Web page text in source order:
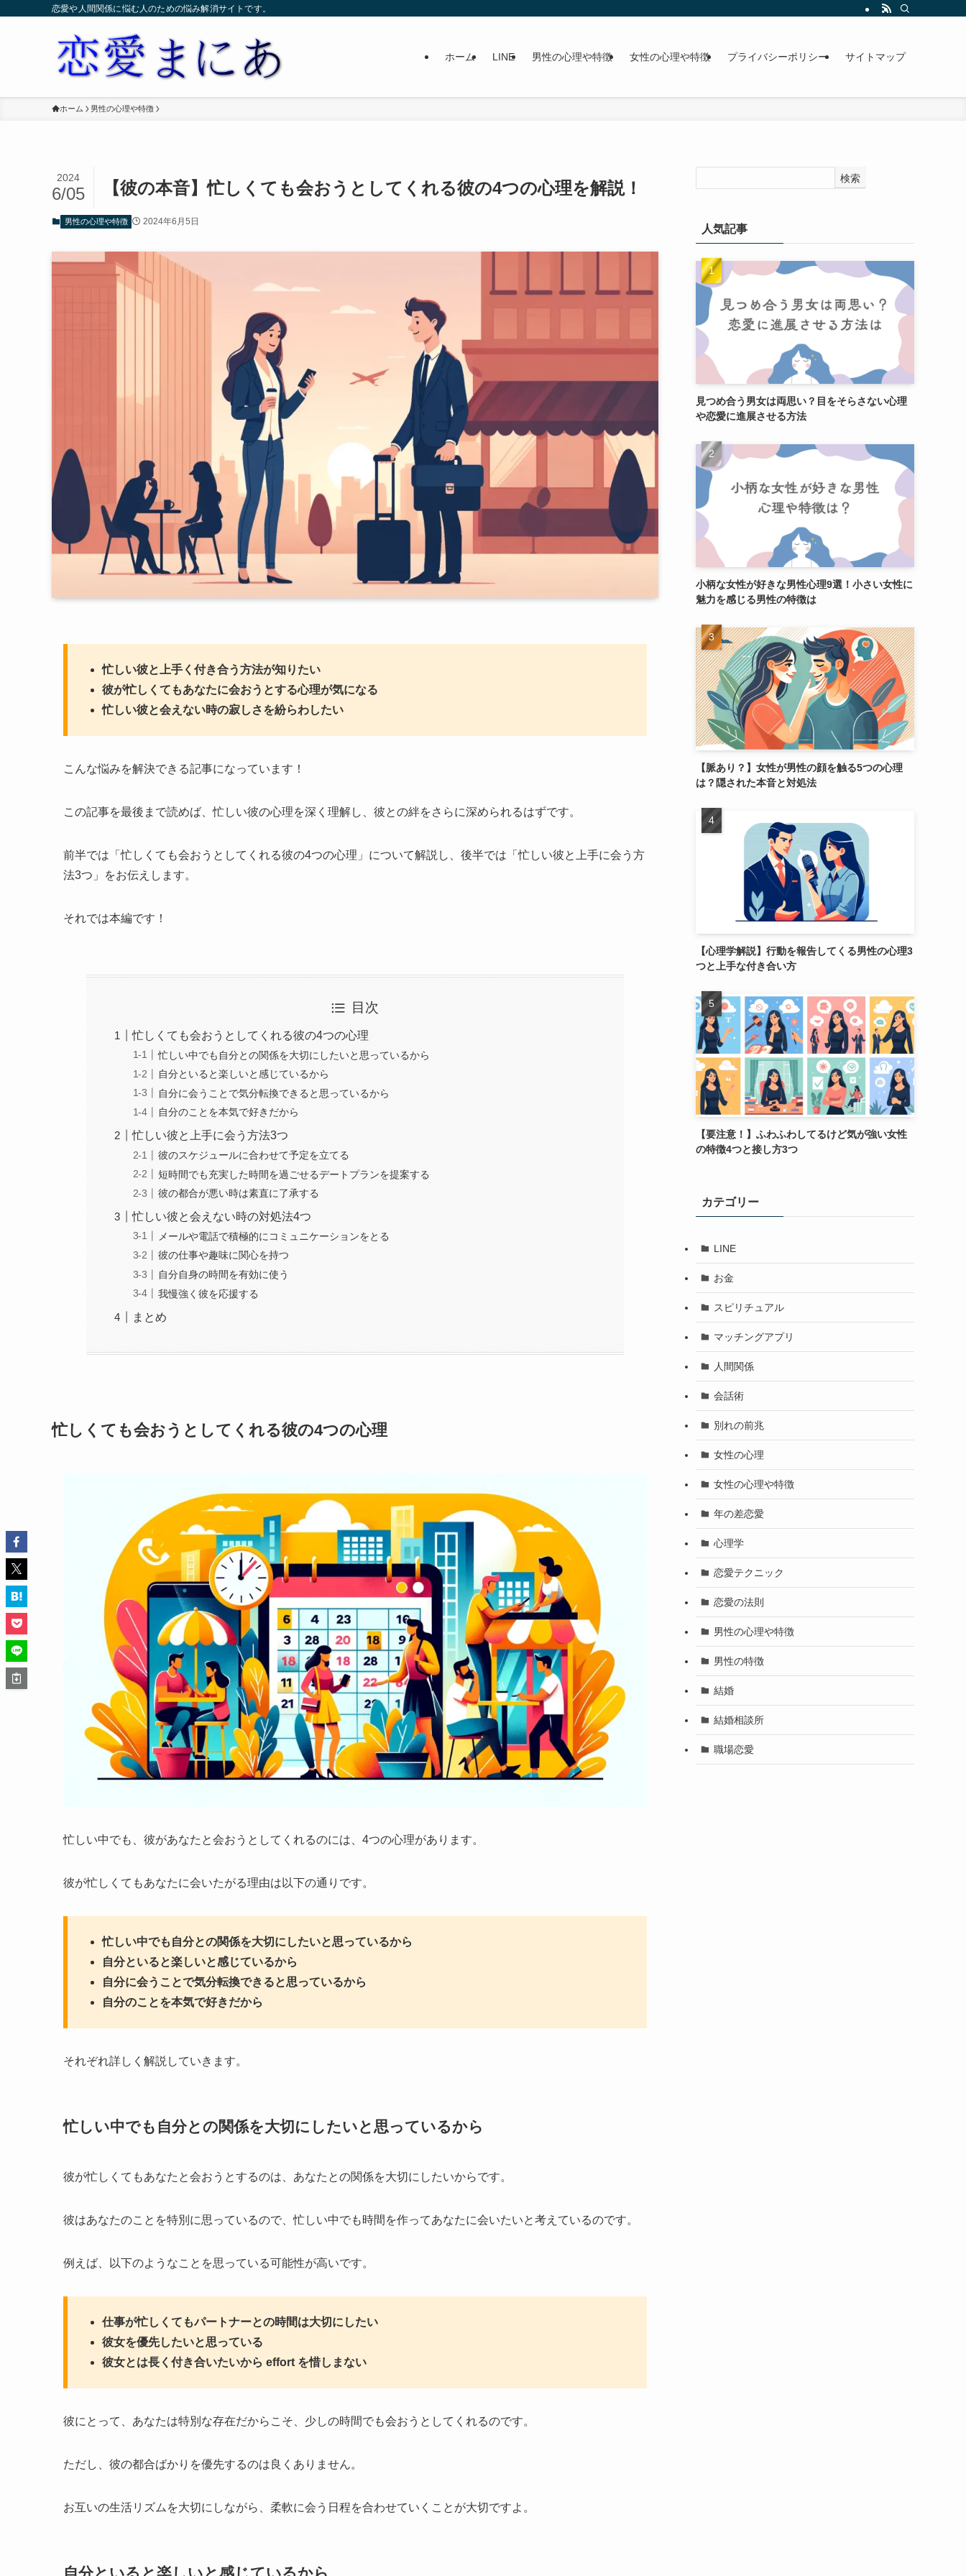
恋愛や人間関係に悩む人のための悩み解消サイトです。
ホーム LINE 男性の心理や特徴 女性の心理や特徴 プライバシーポリシー サイトマップ
ホーム 男性の心理や特徴
【彼の本音】忙しくても会おうとしてくれる彼の4つの心理を解説！
2024
6/05
男性の心理や特徴 2024年6月5日
忙しい彼と上手く付き合う方法が知りたい
彼が忙しくてもあなたに会おうとする心理が気になる
忙しい彼と会えない時の寂しさを紛らわしたい
こんな悩みを解決できる記事になっています！
この記事を最後まで読めば、忙しい彼の心理を深く理解し、彼との絆をさらに深められるはずです。
前半では「忙しくても会おうとしてくれる彼の4つの心理」について解説し、後半では「忙しい彼と上手に会う方
法3つ」をお伝えします。
それでは本編です！
目次
忙しくても会おうとしてくれる彼の4つの心理
忙しい中でも自分との関係を大切にしたいと思っているから
自分といると楽しいと感じているから
自分に会うことで気分転換できると思っているから
自分のことを本気で好きだから
忙しい彼と上手に会う方法3つ
彼のスケジュールに合わせて予定を立てる
短時間でも充実した時間を過ごせるデートプランを提案する
彼の都合が悪い時は素直に了承する
忙しい彼と会えない時の対処法4つ
メールや電話で積極的にコミュニケーションをとる
彼の仕事や趣味に関心を持つ
自分自身の時間を有効に使う
我慢強く彼を応援する
まとめ
忙しくても会おうとしてくれる彼の4つの心理
忙しい中でも、彼があなたと会おうとしてくれるのには、4つの心理があります。
彼が忙しくてもあなたに会いたがる理由は以下の通りです。
忙しい中でも自分との関係を大切にしたいと思っているから
自分といると楽しいと感じているから
自分に会うことで気分転換できると思っているから
自分のことを本気で好きだから
それぞれ詳しく解説していきます。
忙しい中でも自分との関係を大切にしたいと思っているから
彼が忙しくてもあなたと会おうとするのは、あなたとの関係を大切にしたいからです。
彼はあなたのことを特別に思っているので、忙しい中でも時間を作ってあなたに会いたいと考えているのです。
例えば、以下のようなことを思っている可能性が高いです。
仕事が忙しくてもパートナーとの時間は大切にしたい
彼女を優先したいと思っている
彼女とは長く付き合いたいから effort を惜しまない
彼にとって、あなたは特別な存在だからこそ、少しの時間でも会おうとしてくれるのです。
ただし、彼の都合ばかりを優先するのは良くありません。
お互いの生活リズムを大切にしながら、柔軟に会う日程を合わせていくことが大切ですよ。
検索
人気記事
見つめ合う男女は両思い？目をそらさない心理
や恋愛に進展させる方法
小柄な女性が好きな男性心理9選！小さい女性に
魅力を感じる男性の特徴は
【脈あり？】女性が男性の顔を触る5つの心理
は？隠された本音と対処法
【心理学解説】行動を報告してくる男性の心理3
つと上手な付き合い方
【要注意！】ふわふわしてるけど気が強い女性
の特徴4つと接し方3つ
カテゴリー
LINE
お金
スピリチュアル
マッチングアプリ
人間関係
会話術
別れの前兆
女性の心理
女性の心理や特徴
年の差恋愛
心理学
恋愛テクニック
恋愛の法則
男性の心理や特徴
男性の特徴
結婚
結婚相談所
職場恋愛